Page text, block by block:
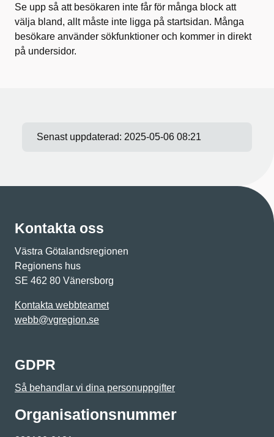
Se upp så att besökaren inte får för många block att
välja bland, allt måste inte ligga på startsidan. Många
besökare använder sökfunktioner och kommer in direkt
på undersidor.
Senast uppdaterad: 2025-05-06 08:21
Kontakta oss
Västra Götalandsregionen
Regionens hus
SE 462 80 Vänersborg
Kontakta webbteamet
webb@vgregion.se
GDPR
Så behandlar vi dina personuppgifter
Organisations­nummer